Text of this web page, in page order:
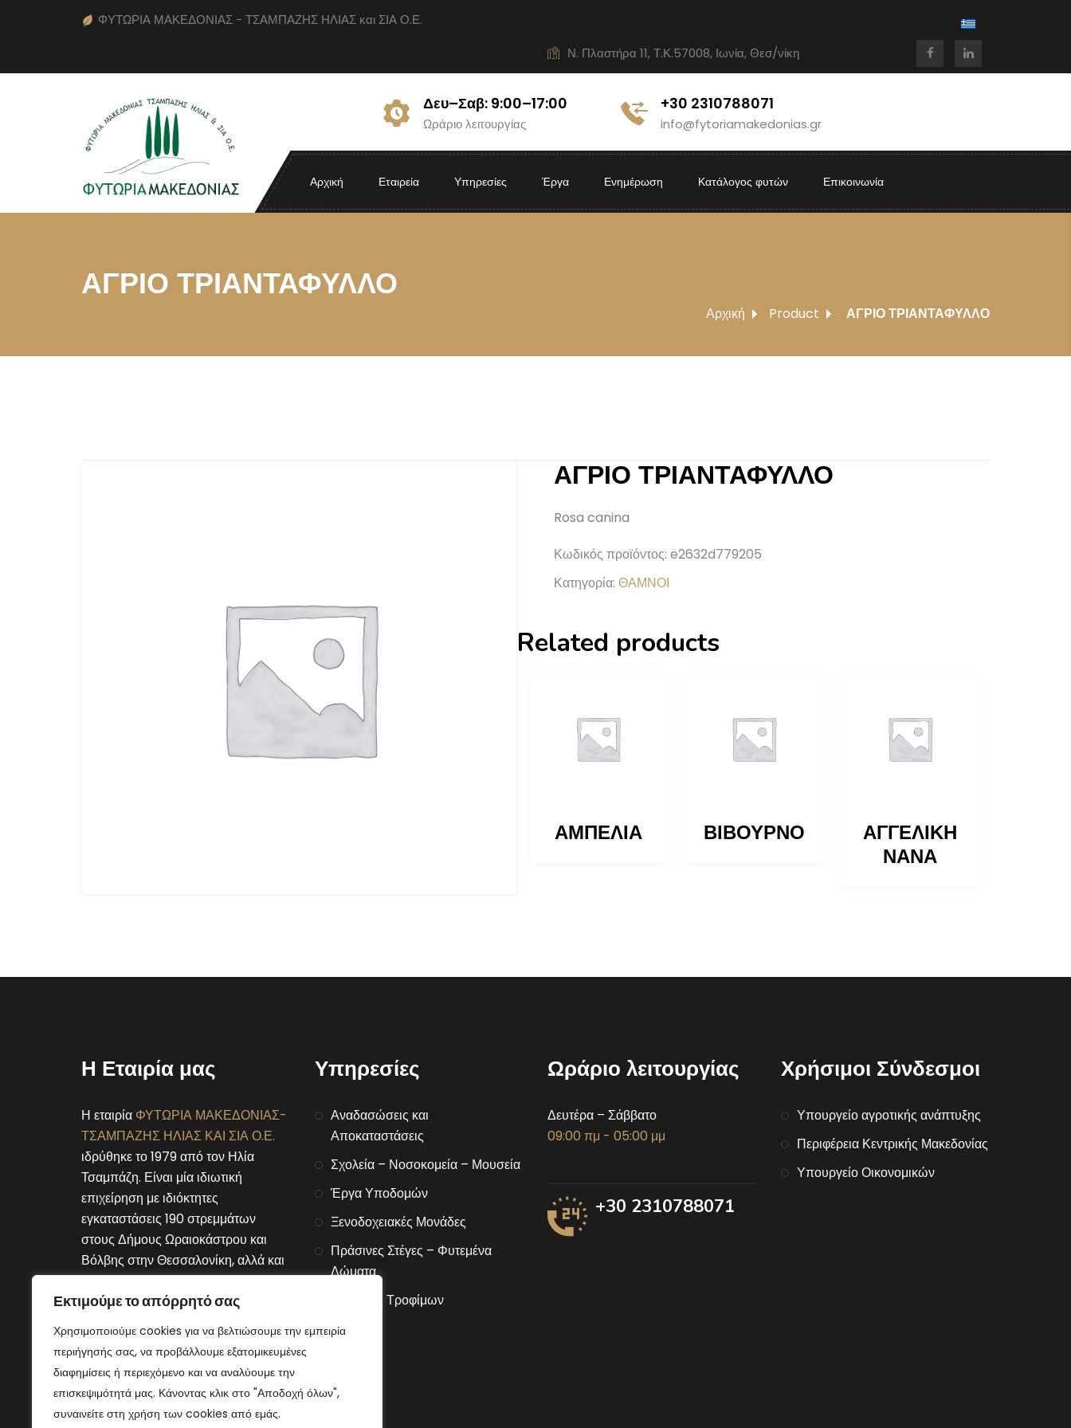
Εκτιμούμε το απόρρητό σας
Χρησιμοποιούμε cookies για να βελτιώσουμε την εμπειρία
περιήγησής σας, να προβάλλουμε εξατομικευμένες
διαφημίσεις ή περιεχόμενο και να αναλύουμε την
επισκεψιμότητά μας. Κάνοντας κλικ στο "Αποδοχή όλων",
συναινείτε στη χρήση των cookies από εμάς.
ΦΥΤΩΡΙΑ ΜΑΚΕΔΟΝΙΑΣ - ΤΣΑΜΠΑΖΗΣ ΗΛΙΑΣ και ΣΙΑ Ο.Ε.
Ν. Πλαστήρα 11, Τ.Κ.57008, Ιωνία, Θεσ/νίκη
Δευ–Σαβ: 9:00–17:00
Ωράριο λειτουργίας
+30 2310788071
info@fytoriamakedonias.gr
Αρχική Εταιρεία Υπηρεσίες Έργα Ενημέρωση Κατάλογος φυτών Επικοινωνία
ΑΓΡΙΟ ΤΡΙΑΝΤΑΦΥΛΛΟ
Αρχική Product ΑΓΡΙΟ ΤΡΙΑΝΤΑΦΥΛΛΟ
ΑΓΡΙΟ ΤΡΙΑΝΤΑΦΥΛΛΟ
Rosa canina
Κωδικός προϊόντος: e2632d779205
Κατηγορία: ΘΑΜΝΟΙ
Related products
ΑΜΠΕΛΙΑ ΒΙΒΟΥΡΝΟ
ΑΓΓΕΛΙΚΗ
ΝΑΝΑ
Η Εταιρία μας
Η εταιρία ΦΥΤΩΡΙΑ ΜΑΚΕΔΟΝΙΑΣ-
ΤΣΑΜΠΑΖΗΣ ΗΛΙΑΣ ΚΑΙ ΣΙΑ Ο.Ε.
ιδρύθηκε το 1979 από τον Ηλία
Τσαμπάζη. Είναι μία ιδιωτική
επιχείρηση με ιδιόκτητες
εγκαταστάσεις 190 στρεμμάτων
στους Δήμους Ωραιοκάστρου και
Βόλβης στην Θεσσαλονίκη, αλλά και
στον Δήμο Μουριών του νομού
Κιλκίς.
Connect With Us
Υπηρεσίες
Αναδασώσεις και
Αποκαταστάσεις
Σχολεία – Νοσοκομεία – Μουσεία
Έργα Υποδομών
Ξενοδοχειακές Μονάδες
Πράσινες Στέγες – Φυτεμένα
Δώματα
Αλυσίδες Τροφίμων
Ωράριο λειτουργίας
Δευτέρα – Σάββατο
09:00 πμ - 05:00 μμ
+30 2310788071
Χρήσιμοι Σύνδεσμοι
Υπουργείο αγροτικής ανάπτυξης
Περιφέρεια Κεντρικής Μακεδονίας
Υπουργείο Οικονομικών